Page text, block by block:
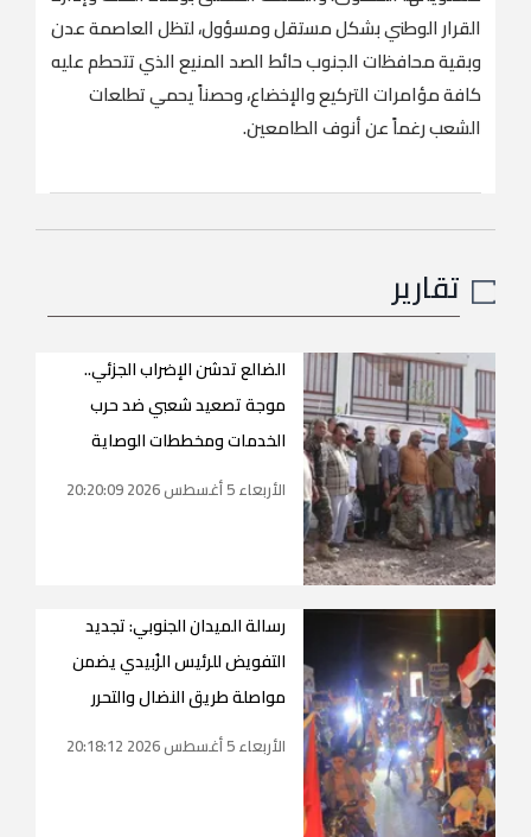
القرار الوطني بشكل مستقل ومسؤول، لتظل العاصمة عدن
وبقية محافظات الجنوب حائط الصد المنيع الذي تتحطم عليه
كافة مؤامرات التركيع والإخضاع، وحصناً يحمي تطلعات
الشعب رغماً عن أنوف الطامعين.
تقارير
الضالع تدشن الإضراب الجزئي..
موجة تصعيد شعبي ضد حرب
الخدمات ومخططات الوصاية
الأربعاء 5 أغسطس 2026 20:20:09
رسالة الميدان الجنوبي: تجديد
التفويض للرئيس الزُبيدي يضمن
مواصلة طريق النضال والتحرر
الأربعاء 5 أغسطس 2026 20:18:12